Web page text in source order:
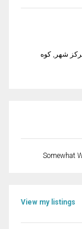
شهر, کوه
View my listings